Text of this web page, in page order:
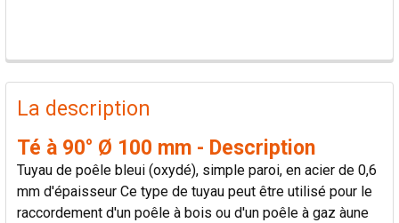
PRODUITS
FRÉQUEMMENT
ACHETÉS
TOUT
SÉLECTIONNER
La description
Té à 90° Ø 100 mm - Description
Tuyau de poêle bleui (oxydé), simple paroi, en acier de 0,6
mm d'épaisseur Ce type de tuyau peut être utilisé pour le
raccordement d'un poêle à bois ou d'un poêle à gaz àune